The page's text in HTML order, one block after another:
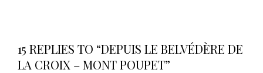
15 REPLIES TO “DEPUIS LE BELVÉDÈRE DE
LA CROIX – MONT POUPET”